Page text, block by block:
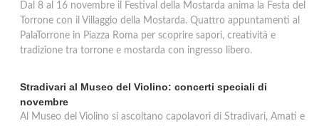
Dal 8 al 16 novembre il Festival della Mostarda anima la Festa del
Torrone con il Villaggio della Mostarda. Quattro appuntamenti al
PalaTorrone in Piazza Roma per scoprire sapori, creatività e
tradizione tra torrone e mostarda con ingresso libero.
Stradivari al Museo del Violino: concerti speciali di
novembre
Al Museo del Violino si ascoltano capolavori di Stradivari, Amati e